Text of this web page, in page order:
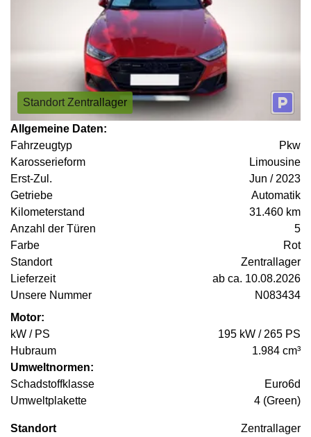
Standort Zentrallager
Allgemeine Daten:
Fahrzeugtyp
Pkw
Karosserieform
Limousine
Erst-Zul.
Jun / 2023
Getriebe
Automatik
Kilometerstand
31.460 km
Anzahl der Türen
5
Farbe
Rot
Standort
Zentrallager
Lieferzeit
ab ca. 10.08.2026
Unsere Nummer
N083434
Motor:
kW / PS
195 kW / 265 PS
Hubraum
1.984 cm³
Umweltnormen:
Schadstoffklasse
Euro6d
Umweltplakette
4 (Green)
Standort Zentrallager